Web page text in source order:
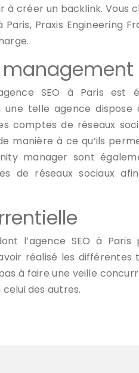
à créer un backlink. Vous
Praxis Engineering
SEO à Paris est
telle agence dispose
comptes de réseaux
manière à ce qu’ils
manager sont
de réseaux sociaux
l’agence SEO à
réalisé les
à faire une veille
des autres.